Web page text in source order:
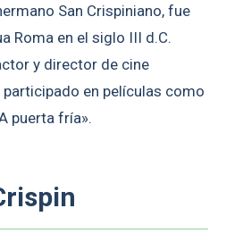
San Crispiniano, fue
Roma en el siglo III d.C.
y director de cine
en películas como
puerta fría».